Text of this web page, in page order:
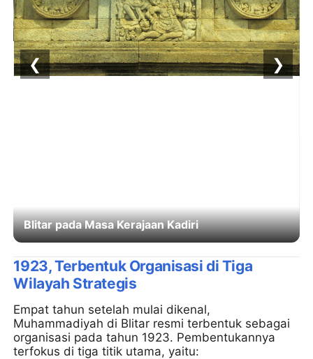
Blitar pada Masa Kerajaan Kadiri
❮ ❯
1923, Terbentuk Organisasi di Tiga
Wilayah Strategis
Empat tahun setelah mulai dikenal,
Muhammadiyah di Blitar resmi terbentuk sebagai
organisasi pada tahun 1923. Pembentukannya
terfokus di tiga titik utama, yaitu: